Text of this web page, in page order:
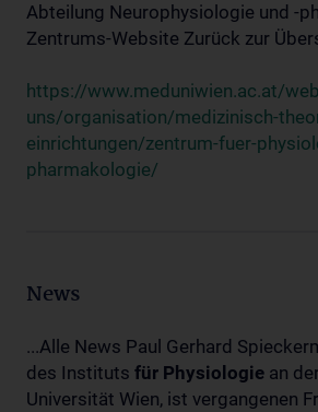
Abteilung Neurophysiologie und -
Zentrums-Website Zurück zur
https://www.meduniwien.ac.at/
uns/organisation/medizinisch-
einrichtungen/zentrum-fuer-
pharmakologie/
News
...Alle News Paul Gerhard
des Instituts für Physiologie an
Universität Wien, ist vergangenen